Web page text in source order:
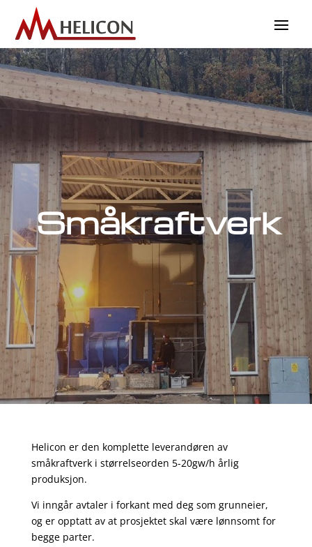
Småkraftverk
Helicon er den komplette leverandøren av
småkraftverk i størrelseorden 5-20gw/h årlig
produksjon.
Vi inngår avtaler i forkant med deg som grunneier,
og er opptatt av at prosjektet skal være lønnsomt for
begge parter.